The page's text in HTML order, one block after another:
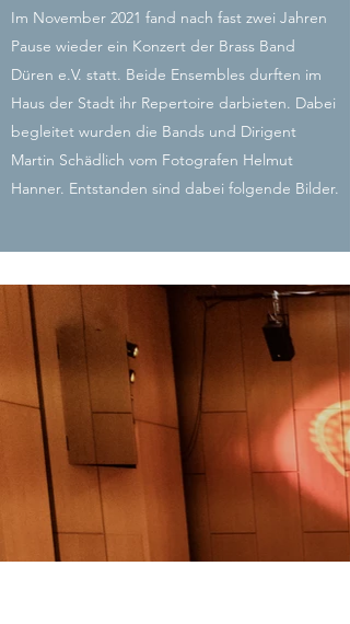
Im November 2021 fand nach fast zwei Jahren
Pause wieder ein Konzert der Brass Band
Düren e.V. statt. Beide Ensembles durften im
Haus der Stadt ihr Repertoire darbieten. Dabei
begleitet wurden die Bands und Dirigent
Martin Schädlich vom Fotografen Helmut
Hanner. Entstanden sind dabei folgende Bilder.